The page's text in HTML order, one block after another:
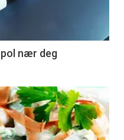
pol nær deg